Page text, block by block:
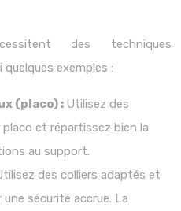
des techniques
exemples :
(placo) : Utilisez des
et répartissez bien la
au support.
des colliers adaptés et
sécurité accrue. La